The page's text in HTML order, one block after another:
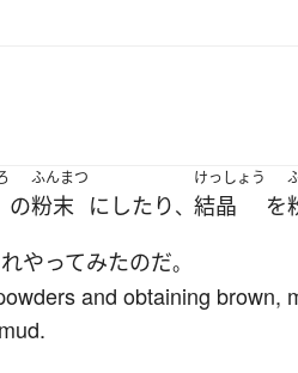
の
ふんまつ
粉末 に したり、
けっしょう
結晶 を
やってみたのだ。
and obtaining brown,